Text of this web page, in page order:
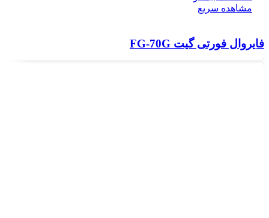
مشاهده سریع
فایروال فورتی گیت FG-70G